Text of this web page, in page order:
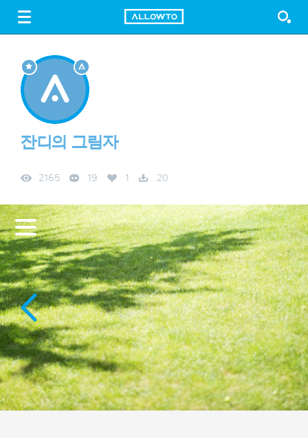
FREE DOWNLOAD
잔디의 그림자
2165 19 1 20